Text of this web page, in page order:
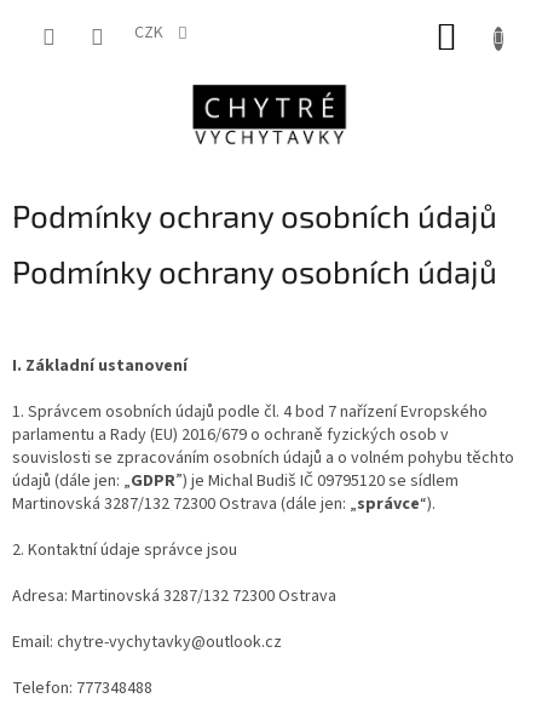
CZK
Podmínky ochrany osobních údajů
Podmínky ochrany osobních údajů
I. Základní ustanovení
1. Správcem osobních údajů podle čl. 4 bod 7 nařízení Evropského
parlamentu a Rady (EU) 2016/679 o ochraně fyzických osob v
souvislosti se zpracováním osobních údajů a o volném pohybu těchto
údajů (dále jen: „GDPR”) je Michal Budiš IČ 09795120 se sídlem
Martinovská 3287/132 72300 Ostrava (dále jen: „správce“).
2. Kontaktní údaje správce jsou
Adresa: Martinovská 3287/132 72300 Ostrava
Email: chytre-vychytavky@outlook.cz
Telefon: 777348488